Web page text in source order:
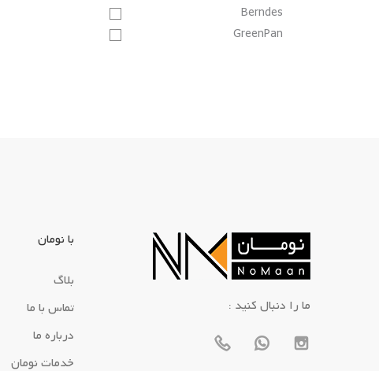
Berndes
GreenPan
با نومان
بلاگ
تماس با ما
درباره ما
خدمات نومان
: ما را دنبال کنید